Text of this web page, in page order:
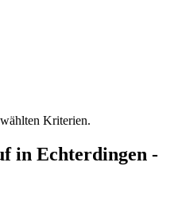
Kriterien.
in Echterdingen -